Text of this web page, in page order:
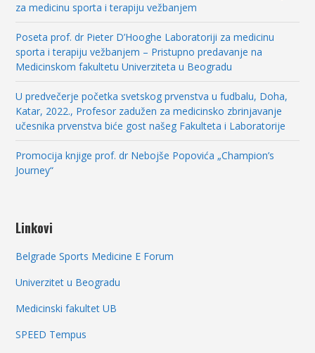
za medicinu sporta i terapiju vežbanjem
Poseta prof. dr Pieter D’Hooghe Laboratoriji za medicinu
sporta i terapiju vežbanjem – Pristupno predavanje na
Medicinskom fakultetu Univerziteta u Beogradu
U predvečerje početka svetskog prvenstva u fudbalu, Doha,
Katar, 2022., Profesor zadužen za medicinsko zbrinjavanje
učesnika prvenstva biće gost našeg Fakulteta i Laboratorije
Promocija knjige prof. dr Nebojše Popovića „Champion’s
Journey“
Linkovi
Belgrade Sports Medicine E Forum
Univerzitet u Beogradu
Medicinski fakultet UB
SPEED Tempus